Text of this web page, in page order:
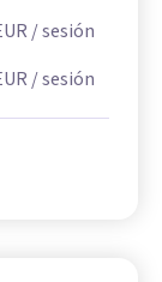
/ sesión
/ sesión